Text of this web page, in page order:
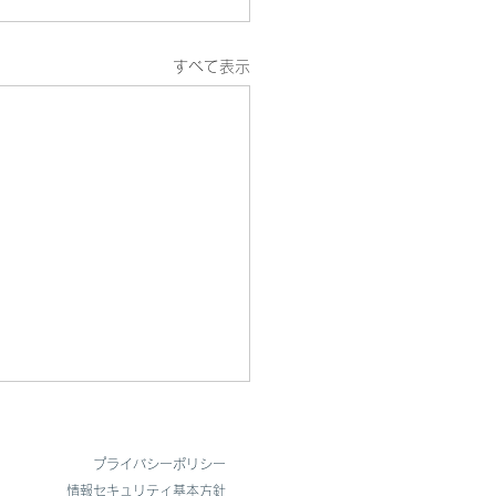
すべて表示
​プライバシーポリシー
​情報セキュリティ基本方針